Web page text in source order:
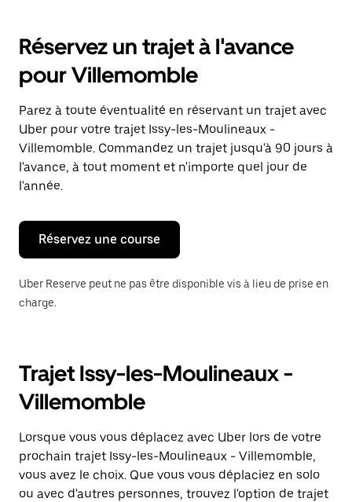
ouvrir
calendrier
et
sélectionner
une
date.
Appuyez
sur
la
touche
pour
fermer
calendrier.
Réservez un trajet à l'avance
pour Villemomble
Parez à toute éventualité en réservant un trajet avec
Uber pour votre trajet Issy-les-Moulineaux -
Villemomble. Commandez un trajet jusqu'à 90 jours à
l'avance, à tout moment et n'importe quel jour de
l'année.
Réservez une course
Uber Reserve peut ne pas être disponible vis à lieu de prise en
charge.
Trajet Issy-les-Moulineaux -
Villemomble
Lorsque vous vous déplacez avec Uber lors de votre
prochain trajet Issy-les-Moulineaux - Villemomble,
vous avez le choix. Que vous vous déplaciez en solo
ou avec d'autres personnes, trouvez l'option de trajet